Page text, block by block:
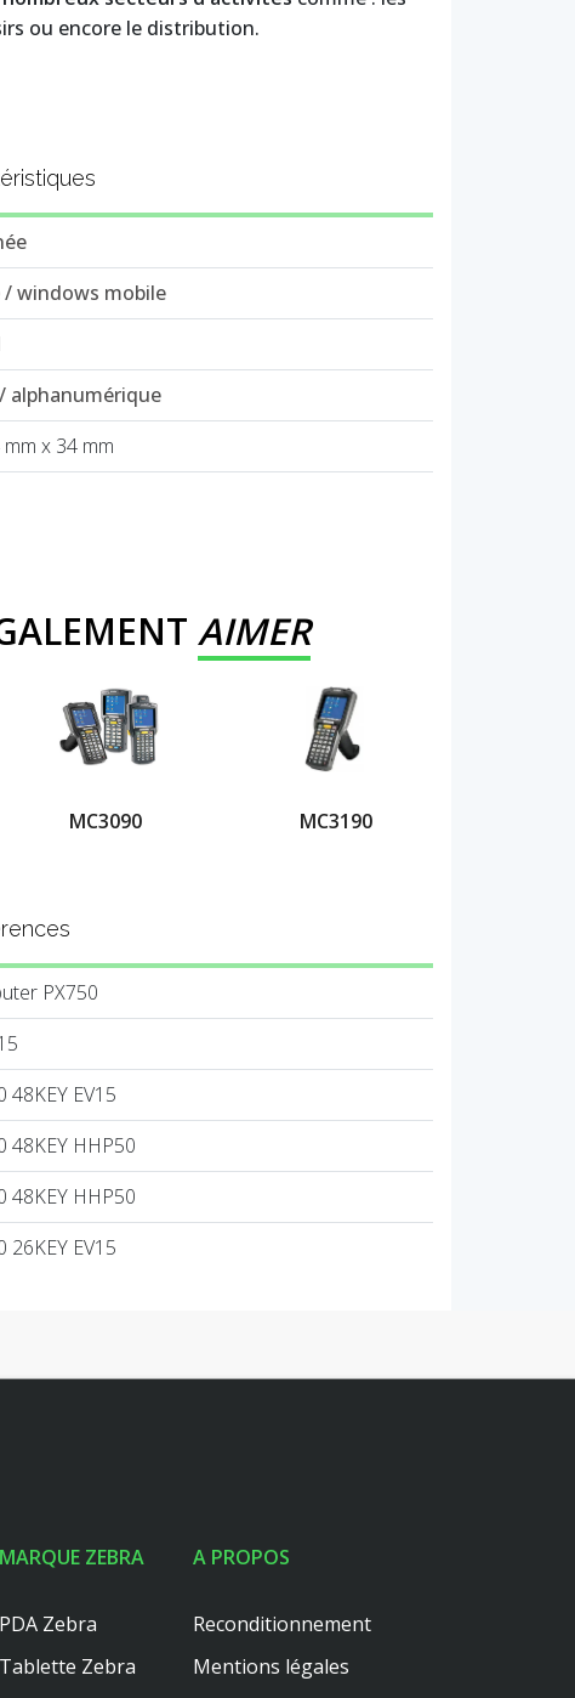
ou encore le distribution.
/ windows mobile
alphanumérique
x 34 mm
AIMER
MC3090 MC3190
PX750
48KEY EV15
48KEY HHP50
48KEY HHP50
26KEY EV15
MARQUE ZEBRA
PDA Zebra
Tablette Zebra
A PROPOS
Reconditionnement
Mentions légales